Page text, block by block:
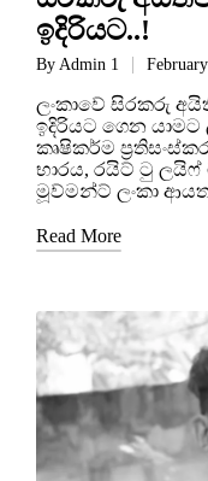
ඉදිරියට..!
By Admin 1
ලංකාවේ සිරකරු
ඉදිරියට ගෙන යාමට
කෘෂිකර්ම
භාරය, රයිට් ටු
මූව්මන්ට් ලංකා
Read More